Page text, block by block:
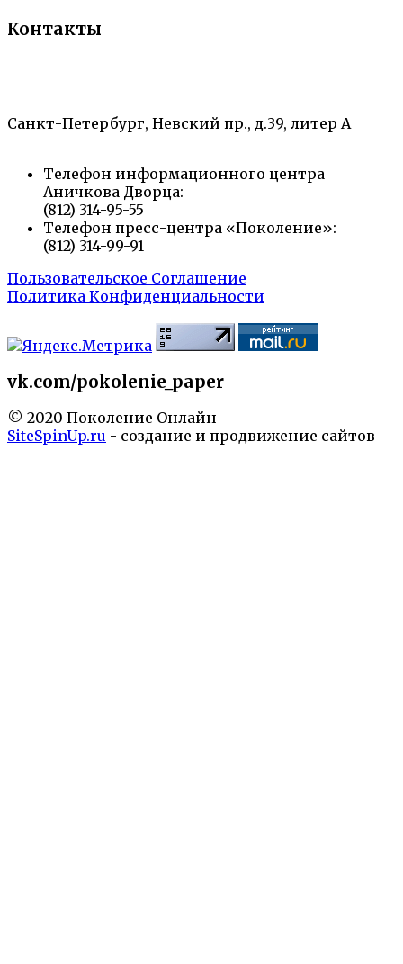
Контакты
Санкт-Петербург, Невский пр., д.39, литер А
Телефон информационного центра
Аничкова Дворца:
(812) 314-95-55
Телефон пресс-центра «Поколение»:
(812) 314-99-91
Пользовательское Соглашение
Политика Конфиденциальности
vk.com/pokolenie_paper
© 2020 Поколение Онлайн
SiteSpinUp.ru - создание и продвижение сайтов